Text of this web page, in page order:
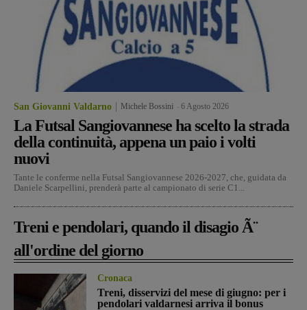
San Giovanni Valdarno Michele Bossini 6 Agosto 2026
La Futsal Sangiovannese ha scelto la strada
della continuità, appena un paio i volti
nuovi
Tante le conferme nella Futsal Sangiovannese 2026-2027, che, guidata da
Daniele Scarpellini, prenderà parte al campionato di serie C1...
Treni e pendolari, quando il disagio Ã¨
all'ordine del giorno
Cronaca
Treni, disservizi del mese di giugno: per i
pendolari valdarnesi arriva il bonus